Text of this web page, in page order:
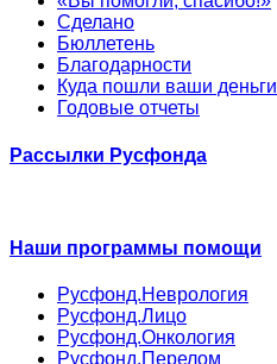
Сделано
Бюллетень
Благодарности
Куда пошли ваши деньги
Годовые отчеты
Рассылки Русфонда
Наши программы помощи
Русфонд.Неврология
Русфонд.Лицо
Русфонд.Онкология
Русфонд.Перелом